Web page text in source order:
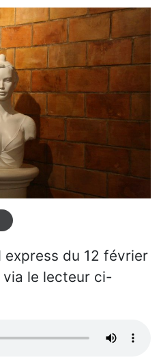
express du 12 février
le lecteur ci-